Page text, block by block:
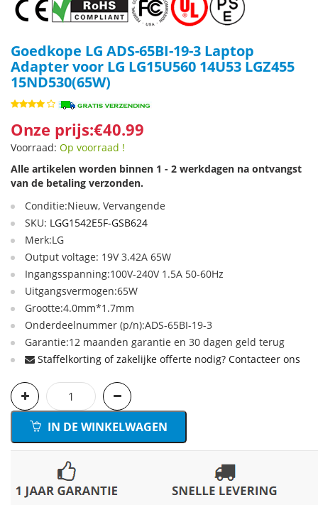
Goedkope LG ADS-65BI-19-3 Laptop
Adapter voor LG LG15U560 14U53 LGZ455
15ND530(65W)
Onze prijs:€40.99
Voorraad: Op voorraad !
Alle artikelen worden binnen 1 - 2 werkdagen na ontvangst
van de betaling verzonden.
Conditie:Nieuw, Vervangende
SKU: LGG1542E5F-GSB624
Merk:LG
Output voltage: 19V 3.42A 65W
Ingangsspanning:100V-240V 1.5A 50-60Hz
Uitgangsvermogen:65W
Grootte:4.0mm*1.7mm
Onderdeelnummer (p/n):ADS-65BI-19-3
Garantie:12 maanden garantie en 30 dagen geld terug
Staffelkorting of zakelijke offerte nodig? Contacteer ons
IN DE WINKELWAGEN